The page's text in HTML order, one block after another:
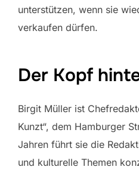
unterstützen, wenn sie
verkaufen dürfen.
Der Kopf
Birgit Müller ist
Kunzt“, dem Hamburger
Jahren führt sie die
und kulturelle Themen